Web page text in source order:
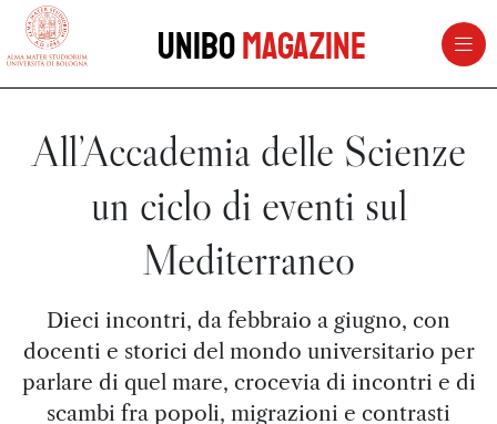
vai al contenuto della pagina
UniboMagazine
All’Accademia delle Scienze
un ciclo di eventi sul
Mediterraneo
Dieci incontri, da febbraio a giugno, con
docenti e storici del mondo universitario per
parlare di quel mare, crocevia di incontri e di
scambi fra popoli, migrazioni e contrasti